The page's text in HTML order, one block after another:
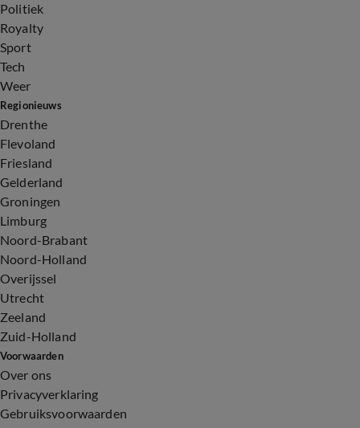
Politiek
Royalty
Sport
Tech
Weer
Regionieuws
Drenthe
Flevoland
Friesland
Gelderland
Groningen
Limburg
Noord-Brabant
Noord-Holland
Overijssel
Utrecht
Zeeland
Zuid-Holland
Voorwaarden
Over ons
Privacyverklaring
Gebruiksvoorwaarden